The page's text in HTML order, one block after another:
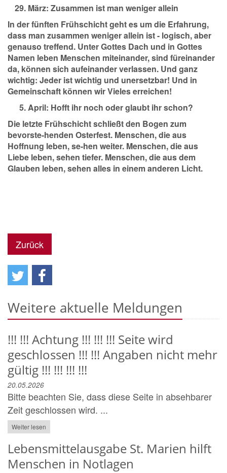
März: Zusammen ist man weniger allein
In der fünften Frühschicht geht es um die Erfahrung,
dass man zusammen weniger allein ist - logisch, aber
genauso treffend. Unter Gottes Dach und in Gottes
Namen leben Menschen miteinander, sind füreinander
da, können sich aufeinander verlassen. Und ganz
wichtig: Jeder ist wichtig und unersetzbar! Und in
Gemeinschaft können wir Vieles erreichen!
April: Hofft ihr noch oder glaubt ihr schon?
Die letzte Frühschicht schließt den Bogen zum
bevorste-henden Osterfest. Menschen, die aus
Hoffnung leben, se-hen weiter. Menschen, die aus
Liebe leben, sehen tiefer. Menschen, die aus dem
Glauben leben, sehen alles in einem anderen Licht.
Zurück
Weitere aktuelle Meldungen
!!! !!! Achtung !!! !!! !!! Seite wird
geschlossen !!! !!! Angaben nicht mehr
gültig !!! !!! !!! !!!
20.05.2026
Bitte beachten Sie, dass diese Seite in absehbarer
Zeit geschlossen wird. ...
Weiter lesen
Lebensmittelausgabe St. Marien hilft
Menschen in Notlagen